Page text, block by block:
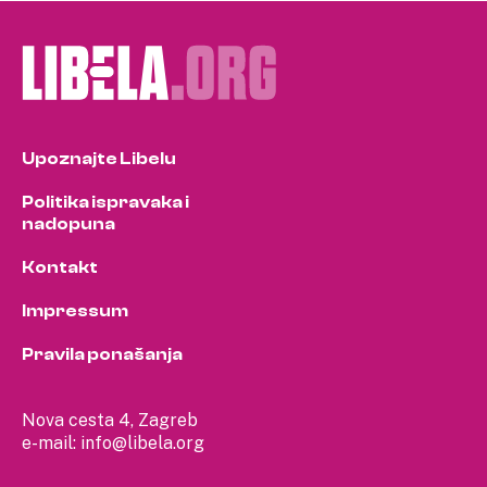
Nova cesta 4, Zagreb
e-mail: info@libela.org
Upoznajte Libelu
Politika ispravaka i
nadopuna
Kontakt
Impressum
Pravila ponašanja